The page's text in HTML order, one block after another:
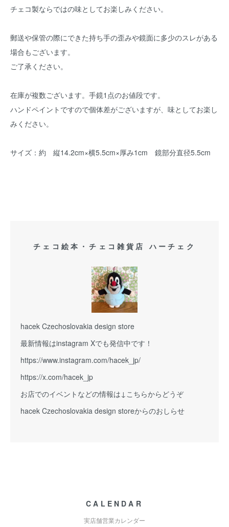
チェコ製ならではの味としてお楽しみください。
郵送や保管の際にできた持ち手の歪みや鏡面に多少のスレがある
場合もございます。
ご了承ください。
在庫が複数ございます。手鏡1点のお値段です。
ハンドペイントですので個体差がございますが、味としてお楽し
みください。
サイズ：約 縦14.2cm×横5.5cm×厚み1cm 鏡部分直径5.5cm
チェコ絵本・チェコ雑貨店 ハーチェク
hacek Czechoslovakia design store
最新情報はinstagram Xでも発信中です！
https://www.instagram.com/hacek_jp/
https://x.com/hacek_jp
お店でのイベントなどの情報は↓こちらからどうぞ
hacek Czechoslovakia design storeからのおしらせ
CALENDAR
実店舗営業カレンダー